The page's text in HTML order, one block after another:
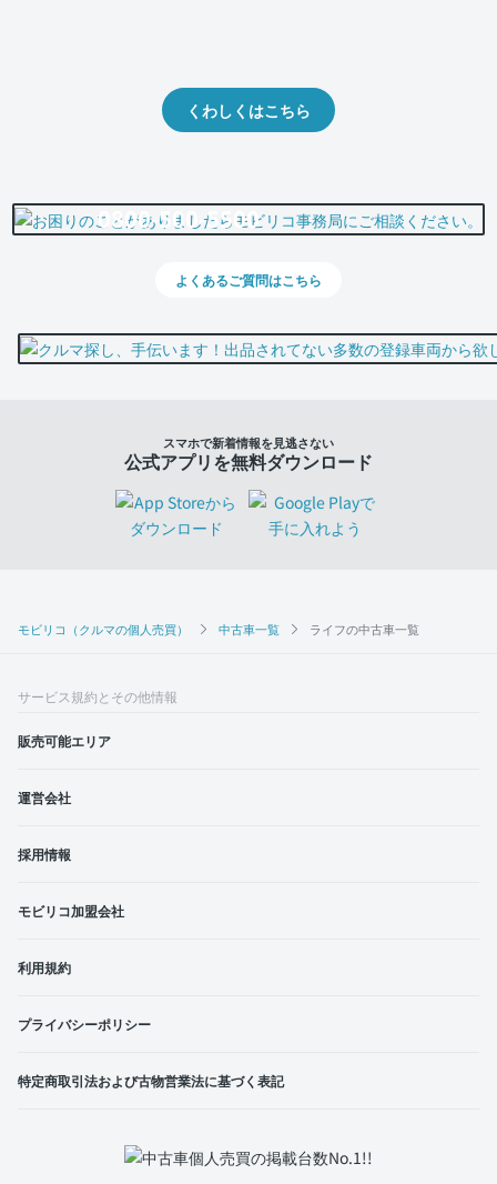
モビリコ（クルマの個人売買） 中古車一覧 ライフの中古車一覧
くわしくはこちら
0800-500-5500
よくあるご質問はこちら
スマホで新着情報を見逃さない
公式アプリを無料ダウンロード
サービス規約とその他情報
販売可能エリア
運営会社
採用情報
モビリコ加盟会社
利用規約
プライバシーポリシー
特定商取引法および古物営業法に基づく表記